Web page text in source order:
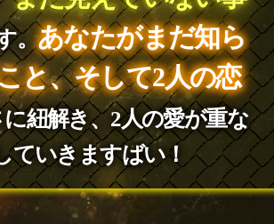
。あなたがまだ知ら
と、そして2人の恋
紐解き、2人の愛が重な
ていきますばい！